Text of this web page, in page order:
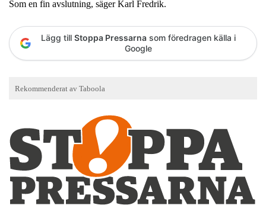
Som en fin avslutning, säger Karl Fredrik.
Lägg till Stoppa Pressarna som föredragen källa i
Google